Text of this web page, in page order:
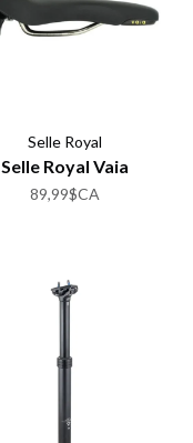
Selle Royal
Selle Royal Vaia
89,99$CA